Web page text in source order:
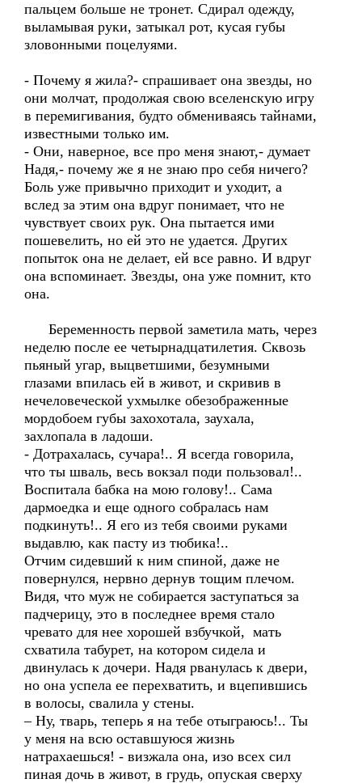
пальцем больше не тронет. Сдирал одежду,
выламывая руки, затыкал рот, кусая губы
зловонными поцелуями.
- Почему я жила?- спрашивает она звезды, но
они молчат, продолжая свою вселенскую игру
в перемигивания, будто обмениваясь тайнами,
известными только им.
- Они, наверное, все про меня знают,- думает
Надя,- почему же я не знаю про себя ничего?
Боль уже привычно приходит и уходит, а
вслед за этим она вдруг понимает, что не
чувствует своих рук. Она пытается ими
пошевелить, но ей это не удается. Других
попыток она не делает, ей все равно. И вдруг
она вспоминает. Звезды, она уже помнит, кто
она.
Беременность первой заметила мать, через
неделю после ее четырнадцатилетия. Сквозь
пьяный угар, выцветшими, безумными
глазами впилась ей в живот, и скривив в
нечеловеческой ухмылке обезображенные
мордобоем губы захохотала, заухала,
захлопала в ладоши.
- Дотрахалась, сучара!.. Я всегда говорила,
что ты шваль, весь вокзал поди пользовал!..
Воспитала бабка на мою голову!.. Сама
дармоедка и еще одного собралась нам
подкинуть!.. Я его из тебя своими руками
выдавлю, как пасту из тюбика!..
Отчим сидевший к ним спиной, даже не
повернулся, нервно дернув тощим плечом.
Видя, что муж не собирается заступаться за
падчерицу, это в последнее время стало
чревато для нее хорошей взбучкой, мать
схватила табурет, на котором сидела и
двинулась к дочери. Надя рванулась к двери,
но она успела ее перехватить, и вцепившись
в волосы, свалила у стены.
– Ну, тварь, теперь я на тебе отыграюсь!.. Ты
у меня на всю оставшуюся жизнь
натрахаешься! - визжала она, изо всех сил
пиная дочь в живот, в грудь, опуская сверху